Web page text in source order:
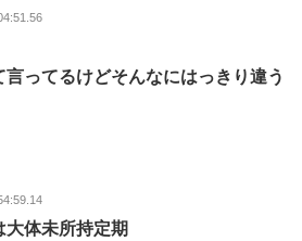
ってるけどそんなにはっきり違う
体未所持定期